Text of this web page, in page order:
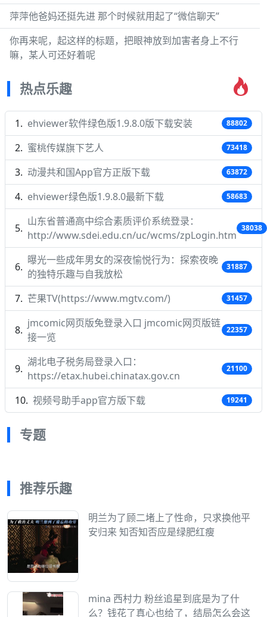
萍萍他爸妈还挺先进 那个时候就用起了“微信聊天”
你再来呢，起这样的标题，把眼神放到加害者身上不行
嘛，某人可还好着呢
热点乐趣
ehviewer软件绿色版1.9.8.0版下载安装 88802
蜜桃传媒旗下艺人 73418
动漫共和国App官方正版下载 63872
ehviewer绿色版1.9.8.0最新下载 58683
山东省普通高中综合素质评价系统登录：
http://www.sdei.edu.cn/uc/wcms/zpLogin.htm
38038
曝光一些成年男女的深夜愉悦行为：探索夜晚
的独特乐趣与自我放松
31887
芒果TV(https://www.mgtv.com/) 31457
jmcomic网页版免登录入口 jmcomic网页版链
接一览
22357
湖北电子税务局登录入口：
https://etax.hubei.chinatax.gov.cn
21100
视频号助手app官方版下载 19241
专题
推荐乐趣
明兰为了顾二堵上了性命，只求换他平
安归来 知否知否应是绿肥红瘦
mina 西村力 粉丝追星到底是为了什
么？钱花了真心也给了，结局怎么会这